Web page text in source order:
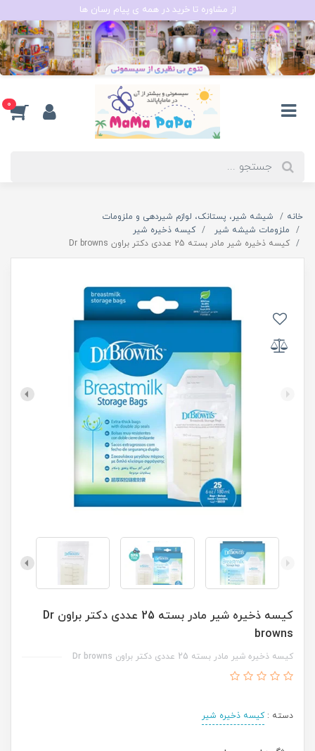
از مشاوره تا خرید در همه ی پیام رسان ها
0
خانه
شیشه شیر، پستانک، لوازم شیردهی و ملزومات
ملزومات شیشه شیر
کیسه ذخیره شیر
کیسه ذخیره شیر مادر بسته 25 عددی دکتر براون Dr browns
کیسه ذخیره شیر مادر بسته 25 عددی دکتر براون Dr
browns
کیسه ذخیره شیر مادر بسته 25 عددی دکتر براون Dr browns
دسته :کیسه ذخیره شیر